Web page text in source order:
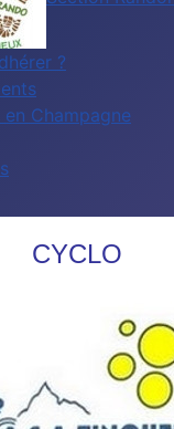
?
Champagne
CYCLO